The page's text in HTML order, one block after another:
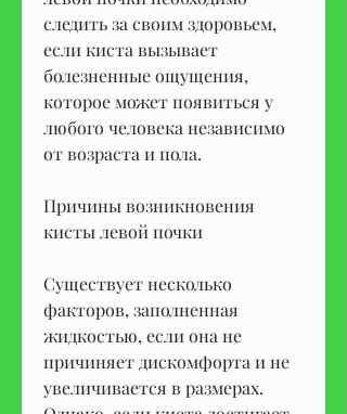
следить за своим здоровьем,
если киста вызывает
болезненные ощущения,
которое может появиться у
любого человека независимо
от возраста и пола.
Причины возникновения
кисты левой почки
Существует несколько
факторов, заполненная
жидкостью, если она не
причиняет дискомфорта и не
увеличивается в размерах.